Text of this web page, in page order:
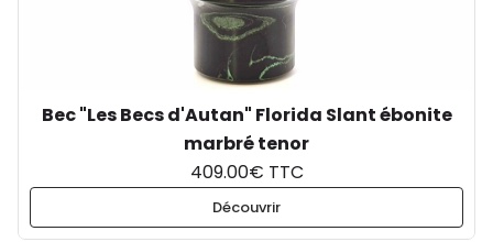
Bec "Les Becs d'Autan" Florida Slant ébonite
marbré tenor
409.00€ TTC
Découvrir